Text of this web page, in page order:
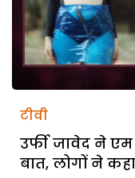
टीवी
उर्फी जावेद ने
बात, लोगों ने